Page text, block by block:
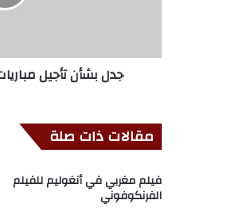
جدل بشأن تأجيل
مقالات ذات صلة
فيلم مغربي في أنغوليم للفيلم
الفرنكوفوني